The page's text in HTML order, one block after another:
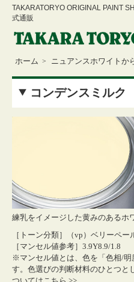
TAKARATORYO ORIGINAL PAINT
式通販
ホーム > ニュアンスホワイトか
コンデンスミルク
練乳をイメージした黄みのあるホ
［トーン分類］（vp）ベリーペー
［マンセル値参考］3.9Y8.9/1.8
※マンセル値とは、色を「色相/
す。色選びの判断材料のひとつと